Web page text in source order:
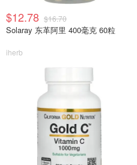
$12.78 $16.70
Solaray 东革阿里 400毫克 60粒
iherb